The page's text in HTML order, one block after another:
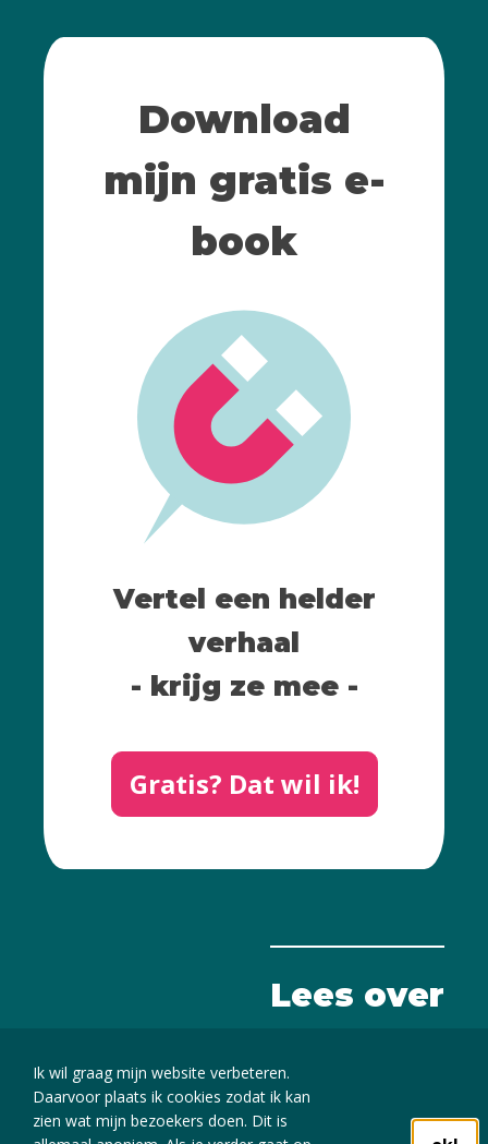
Download
mijn gratis e-
book
Vertel een helder
verhaal
- krijg ze mee -
Gratis? Dat wil ik!
Lees over
Cookies
Ik wil graag mijn website verbeteren.
Daarvoor plaats ik cookies zodat ik kan
zien wat mijn bezoekers doen. Dit is